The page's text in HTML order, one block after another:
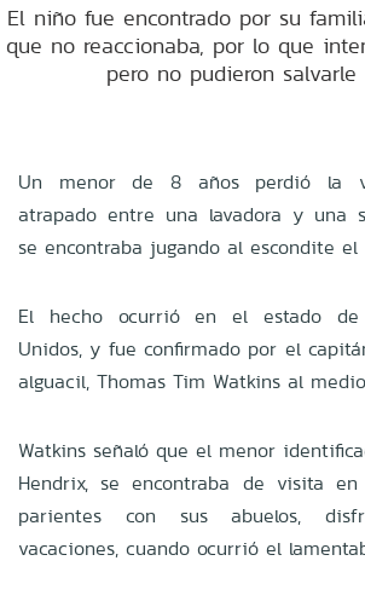
El niño fue encontrado por su
que no reaccionaba, por lo que
pero no pudieron
Un menor de 8 años perdió la
atrapado entre una lavadora y una
se encontraba jugando al escondite el
El hecho ocurrió en el estado de
Unidos, y fue confirmado por el
alguacil, Thomas Tim Watkins al
Watkins señaló que el menor
Hendrix, se encontraba de visita
parientes con sus abuelos,
vacaciones, cuando ocurrió el